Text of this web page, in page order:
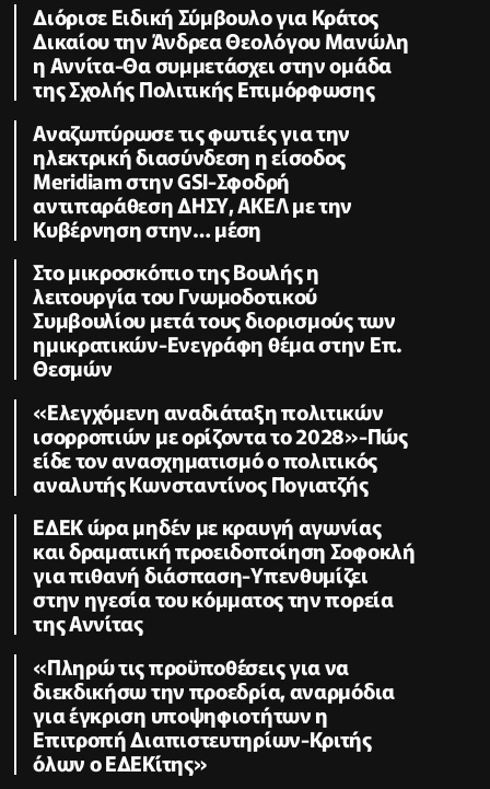
Διόρισε Ειδική Σύμβουλο για Κράτος
Δικαίου την Άνδρεα Θεολόγου Μανώλη
η Αννίτα-Θα συμμετάσχει στην ομάδα
της Σχολής Πολιτικής Επιμόρφωσης
Αναζωπύρωσε τις φωτιές για την
ηλεκτρική διασύνδεση η είσοδος
Meridiam στην GSI-Σφοδρή
αντιπαράθεση ΔΗΣΥ, ΑΚΕΛ με την
Κυβέρνηση στην… μέση
Στο μικροσκόπιο της Βουλής η
λειτουργία του Γνωμοδοτικού
Συμβουλίου μετά τους διορισμούς των
ημικρατικών-Ενεγράφη θέμα στην Επ.
Θεσμών
«Ελεγχόμενη αναδιάταξη πολιτικών
ισορροπιών με ορίζοντα το 2028»-Πώς
είδε τον ανασχηματισμό ο πολιτικός
αναλυτής Κωνσταντίνος Πογιατζής
ΕΔΕΚ ώρα μηδέν με κραυγή αγωνίας
και δραματική προειδοποίηση Σοφοκλή
για πιθανή διάσπαση-Υπενθυμίζει
στην ηγεσία του κόμματος την πορεία
της Αννίτας
«Πληρώ τις προϋποθέσεις για να
διεκδικήσω την προεδρία, αναρμόδια
για έγκριση υποψηφιοτήτων η
Επιτροπή Διαπιστευτηρίων-Κριτής
όλων ο ΕΔΕΚίτης»